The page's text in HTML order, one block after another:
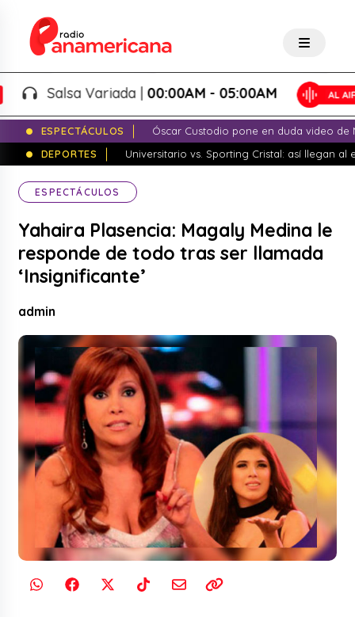
Salsa Variada |00:00AM - 05:00AM
ESPECTÁCULOS
Óscar Custodio pone en duda video de
DEPORTES
Universitario vs. Sporting Cristal: así llegan al
ESPECTÁCULOS
Yahaira Plasencia: Magaly Medina le
responde de todo tras ser llamada
‘Insignificante’
admin